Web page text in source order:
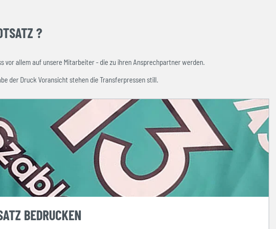
?
allem auf unsere Mitarbeiter - die zu ihren Ansprechpartner werden.
der Druck Voransicht stehen die Transferpressen still.
BEDRUCKEN